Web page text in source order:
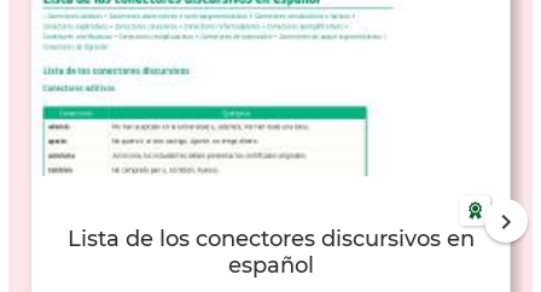
Lista de los conectores discursivos en
español